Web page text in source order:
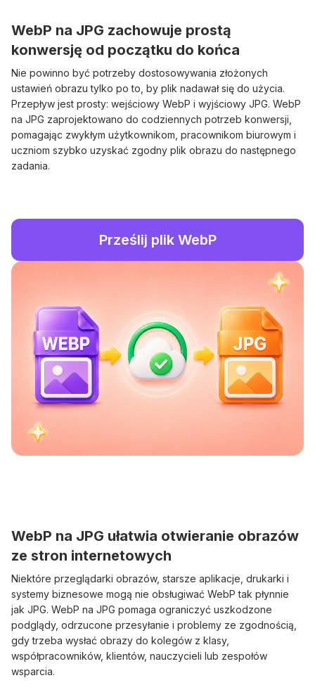
WebP na JPG zachowuje prostą
konwersję od początku do końca
Nie powinno być potrzeby dostosowywania złożonych
ustawień obrazu tylko po to, by plik nadawał się do użycia.
Przepływ jest prosty: wejściowy WebP i wyjściowy JPG. WebP
na JPG zaprojektowano do codziennych potrzeb konwersji,
pomagając zwykłym użytkownikom, pracownikom biurowym i
uczniom szybko uzyskać zgodny plik obrazu do następnego
zadania.
Prześlij plik WebP
WebP na JPG ułatwia otwieranie obrazów
ze stron internetowych
Niektóre przeglądarki obrazów, starsze aplikacje, drukarki i
systemy biznesowe mogą nie obsługiwać WebP tak płynnie
jak JPG. WebP na JPG pomaga ograniczyć uszkodzone
podglądy, odrzucone przesyłanie i problemy ze zgodnością,
gdy trzeba wysłać obrazy do kolegów z klasy,
współpracowników, klientów, nauczycieli lub zespołów
wsparcia.